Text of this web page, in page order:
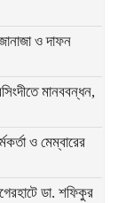
ও দাফন
মানববন্ধন,
ও মেম্বারের
ডা. শফিকুর